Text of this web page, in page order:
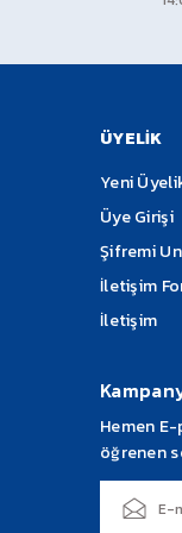
Ürün
Bu
ÜYELİK
Yeni
Üye Girişi
Şifremi
İletişim
İletişim
Hemen
öğrenen